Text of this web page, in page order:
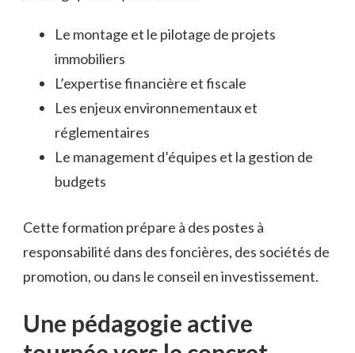
Le montage et le pilotage de projets
immobiliers
L’expertise financière et fiscale
Les enjeux environnementaux et
réglementaires
Le management d’équipes et la gestion de
budgets
Cette formation prépare à des postes à
responsabilité dans des foncières, des sociétés de
promotion, ou dans le conseil en investissement.
Une pédagogie active